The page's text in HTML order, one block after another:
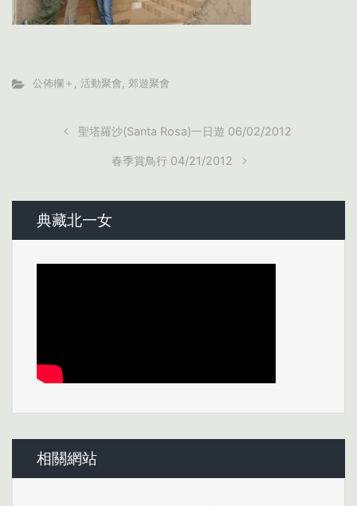
公佈欄＋ , 活動聚會, 郊遊聚會
聖塔羅沙(Santa Rosa)一日遊 06/02/2012
春季賞鳥行 04/21/2012
典藏北一女
相關網站